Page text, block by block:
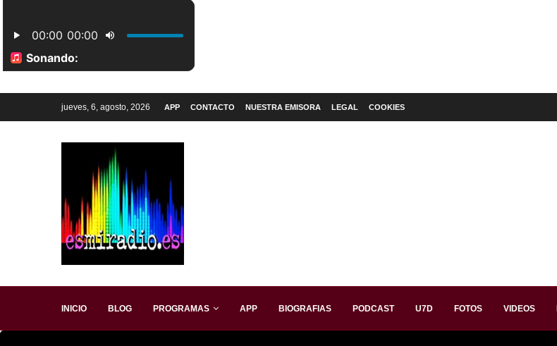
jueves, 6, agosto, 2026 APP CONTACTO NUESTRA EMISORA LEGAL COOKIES
INICIO BLOG PROGRAMAS APP BIOGRAFIAS PODCAST U7D FOTOS VIDEOS